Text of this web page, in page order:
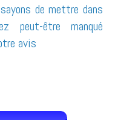
de mettre dans
peut-être manqué
avis